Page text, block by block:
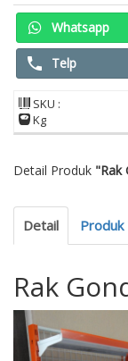
Whatsapp
Telp
SKU :
Kg
Detail Produk "Rak
Detail
Rak